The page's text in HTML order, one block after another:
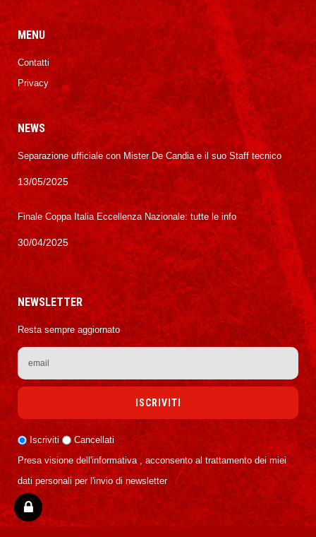
MENU
Contatti
Privacy
NEWS
Separazione ufficiale con Mister De Candia e il suo Staff tecnico
13/05/2025
Finale Coppa Italia Eccellenza Nazionale: tutte le info
30/04/2025
NEWSLETTER
Resta sempre aggiornato
Iscriviti
Cancellati
Presa visione dell'informativa , acconsento al trattamento dei miei
dati personali per l'invio di newsletter